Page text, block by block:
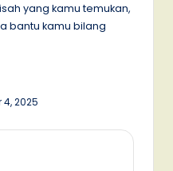
yang kamu temukan,
bantu kamu bilang
2025